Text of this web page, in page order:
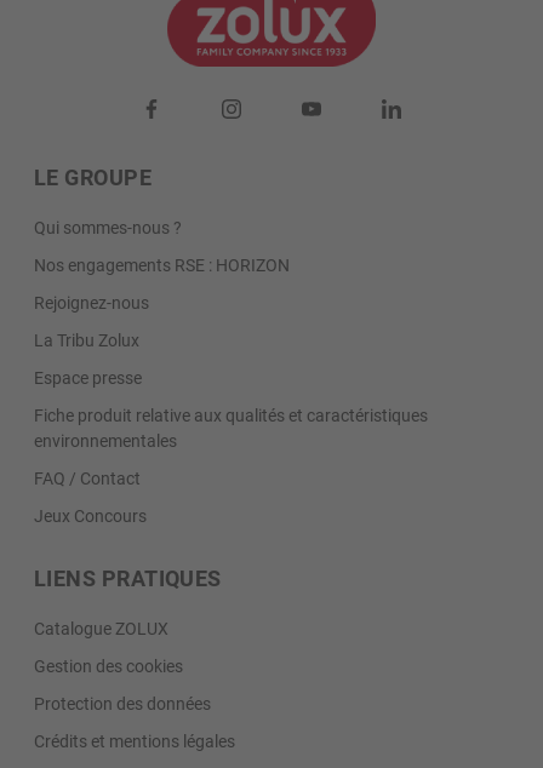
LE GROUPE
Qui sommes-nous ?
Nos engagements RSE : HORIZON
Rejoignez-nous
La Tribu Zolux
Espace presse
Fiche produit relative aux qualités et caractéristiques
environnementales
FAQ / Contact
Jeux Concours
LIENS PRATIQUES
Catalogue ZOLUX
Gestion des cookies
Protection des données
Crédits et mentions légales